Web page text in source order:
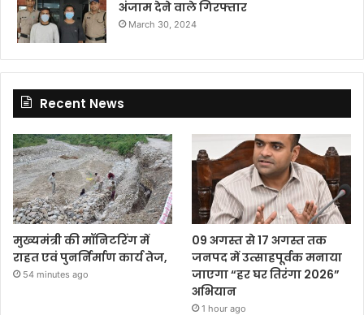
अंजाम देने वाले गिरफ्तार
March 30, 2024
Recent News
मुख्यमंत्री की मॉनिटरिंग में
राहत एवं पुनर्निर्माण कार्य तेज,
54 minutes ago
09 अगस्त से 17 अगस्त तक
जनपद में उत्साहपूर्वक मनाया
जाएगा “हर घर तिरंगा 2026”
अभियान
1 hour ago